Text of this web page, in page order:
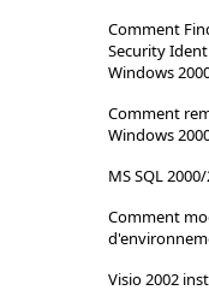
Comment
Security
Windows
Comment
Windows
MS SQL
Comment
Visio 2002